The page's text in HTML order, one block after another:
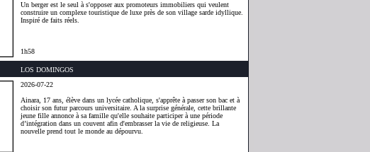
Un berger est le seul à s'opposer aux promoteurs immobiliers qui veulent
construire un complexe touristique de luxe près de son village sarde idyllique.
Inspiré de faits réels.
1h58
LOS DOMINGOS
2026-07-22
Ainara, 17 ans, élève dans un lycée catholique, s'apprête à passer son bac et à
choisir son futur parcours universitaire. A la surprise générale, cette brillante
jeune fille annonce à sa famille qu'elle souhaite participer à une période
d’intégration dans un couvent afin d'embrasser la vie de religieuse. La
nouvelle prend tout le monde au dépourvu.